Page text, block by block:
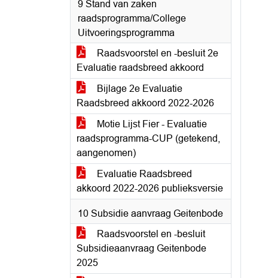
9 Stand van zaken
raadsprogramma/College
Uitvoeringsprogramma
Raadsvoorstel en -besluit 2e
Evaluatie raadsbreed akkoord
Bijlage 2e Evaluatie
Raadsbreed akkoord 2022-2026
Motie Lijst Fier - Evaluatie
raadsprogramma-CUP (getekend,
aangenomen)
Evaluatie Raadsbreed
akkoord 2022-2026 publieksversie
10 Subsidie aanvraag Geitenbode
Raadsvoorstel en -besluit
Subsidieaanvraag Geitenbode
2025